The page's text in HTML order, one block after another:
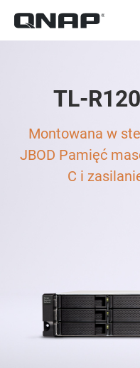
TL-
Montowana w
JBOD Pamięć
C i